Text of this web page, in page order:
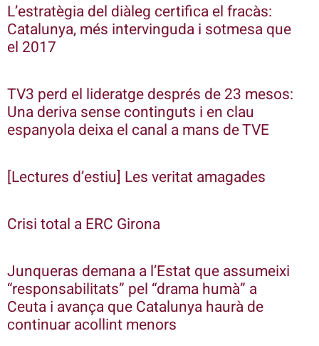
L’estratègia del diàleg certifica el fracàs:
Catalunya, més intervinguda i sotmesa que
el 2017
TV3 perd el lideratge després de 23 mesos:
Una deriva sense continguts i en clau
espanyola deixa el canal a mans de TVE
[Lectures d’estiu] Les veritat amagades
Crisi total a ERC Girona
Junqueras demana a l’Estat que assumeixi
“responsabilitats” pel “drama humà” a
Ceuta i avança que Catalunya haurà de
continuar acollint menors